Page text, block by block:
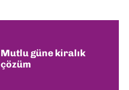
Mutlu güne kiralık
çözüm